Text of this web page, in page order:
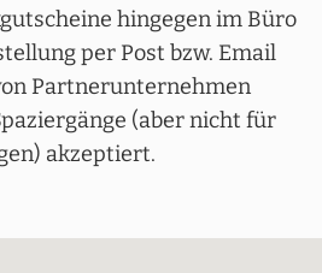
hingegen im Büro
per Post bzw. Email
Partnerunternehmen
(aber nicht für
akzeptiert.